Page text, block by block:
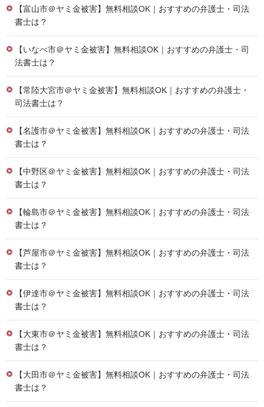
【富山市＠ヤミ金被害】無料相談OK｜おすすめの弁護士・司法
書士は？
【いなべ市＠ヤミ金被害】無料相談OK｜おすすめの弁護士・司
法書士は？
【常陸大宮市＠ヤミ金被害】無料相談OK｜おすすめの弁護士・
司法書士は？
【名護市＠ヤミ金被害】無料相談OK｜おすすめの弁護士・司法
書士は？
【中野区＠ヤミ金被害】無料相談OK｜おすすめの弁護士・司法
書士は？
【輪島市＠ヤミ金被害】無料相談OK｜おすすめの弁護士・司法
書士は？
【芦屋市＠ヤミ金被害】無料相談OK｜おすすめの弁護士・司法
書士は？
【伊達市＠ヤミ金被害】無料相談OK｜おすすめの弁護士・司法
書士は？
【大東市＠ヤミ金被害】無料相談OK｜おすすめの弁護士・司法
書士は？
【大田市＠ヤミ金被害】無料相談OK｜おすすめの弁護士・司法
書士は？